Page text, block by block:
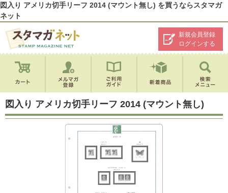
図入り アメリカ切手リーフ 2014 (マウント無し) を買うならスタマガ
ネット
新規会員登録
ログインする
図入り アメリカ切手リーフ 2014 (マウント無し)